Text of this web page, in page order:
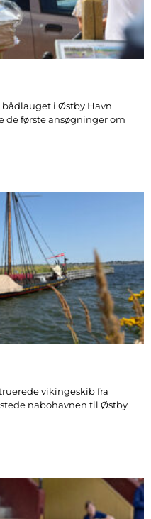
bådlauget i Østby Havn
de første ansøgninger om
vikingeskib fra
nabohavnen til Østby